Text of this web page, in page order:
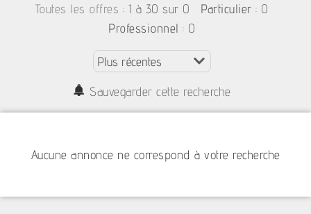
Toutes les offres : 1 à 30 sur 0 Particulier : 0
Professionnel : 0
Sauvegarder cette recherche
Aucune annonce ne correspond à votre recherche